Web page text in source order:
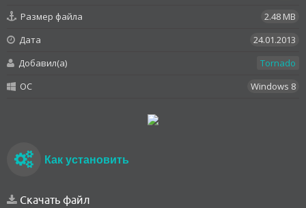
Размер файла
2.48 MB
Дата
24.01.2013
Добавил(а)
Tornado
OC
Windows 8
Как установить
Скачать файл